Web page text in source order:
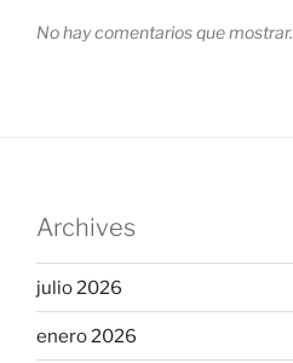
No hay comentarios que mostrar.
Archives
julio 2026
enero 2026